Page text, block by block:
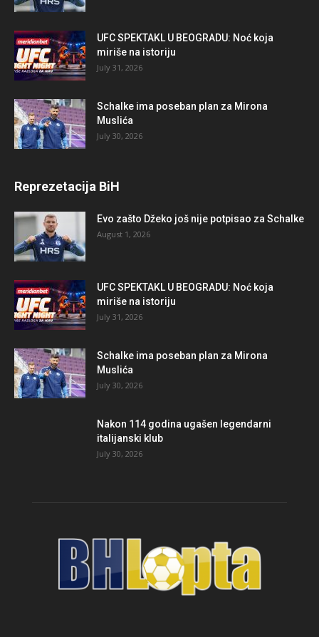
UFC SPEKTAKL U BEOGRADU: Noć koja
miriše na istoriju
July 31, 2026
Schalke ima poseban plan za Mirona
Muslića
July 30, 2026
Reprezetacija BiH
Evo zašto Džeko još nije potpisao za Schalke
August 1, 2026
UFC SPEKTAKL U BEOGRADU: Noć koja
miriše na istoriju
July 31, 2026
Schalke ima poseban plan za Mirona
Muslića
July 30, 2026
Nakon 114 godina ugašen legendarni
italijanski klub
July 30, 2026